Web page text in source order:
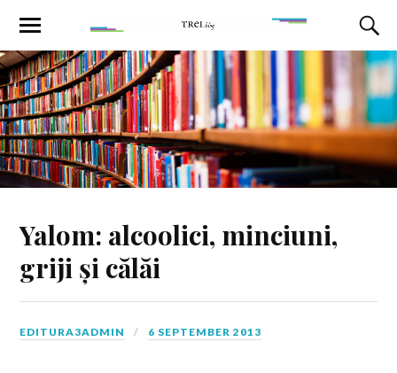
Yalom: alcoolici, minciuni,
griji și călăi
EDITURA3ADMIN 6 SEPTEMBER 2013